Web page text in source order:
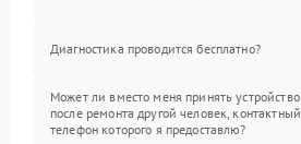
Диагностика проводится бесплатно?
Может ли вместо меня принять устройство
после ремонта другой человек, контактный
телефон которого я предоставлю?